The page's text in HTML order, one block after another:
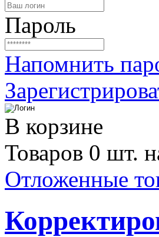
Пароль
Напомнить
В корзине
Товаров 0 шт.
Отложенные